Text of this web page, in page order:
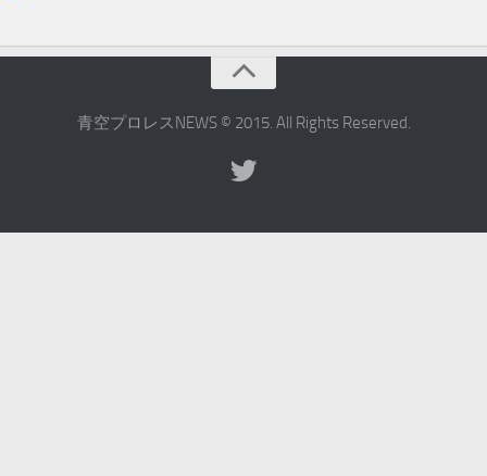
青空プロレスNEWS © 2015. All Rights Reserved.